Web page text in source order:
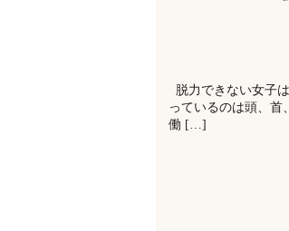
脱力できない女子
っているのは頭、首
働 […]